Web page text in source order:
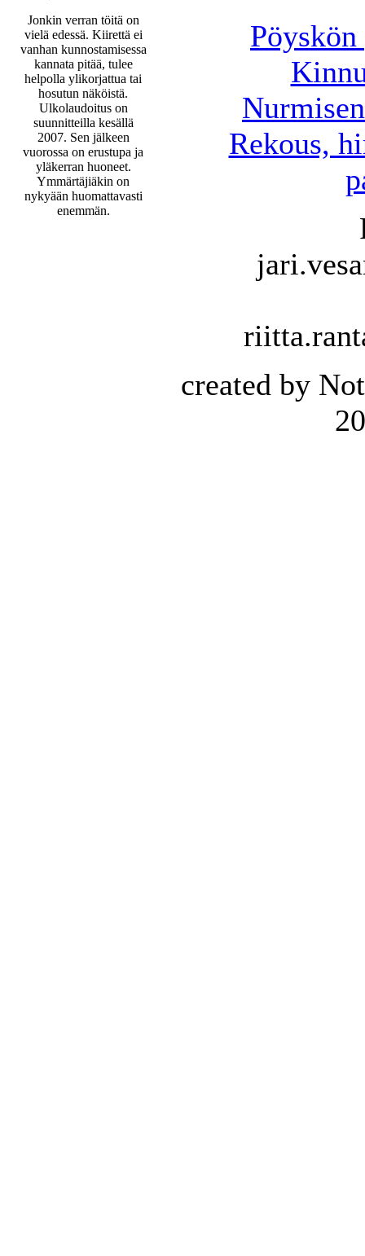
Jonkin verran töitä on
vielä edessä. Kiirettä ei
vanhan kunnostamisessa
kannata pitää, tulee
helpolla ylikorjattua tai
hosutun näköistä.
Ulkolaudoitus on
suunnitteilla kesällä
2007. Sen jälkeen
vuorossa on erustupa ja
yläkerran huoneet.
Ymmärtäjiäkin on
nykyään huomattavasti
enemmän.
Rekous,
created by